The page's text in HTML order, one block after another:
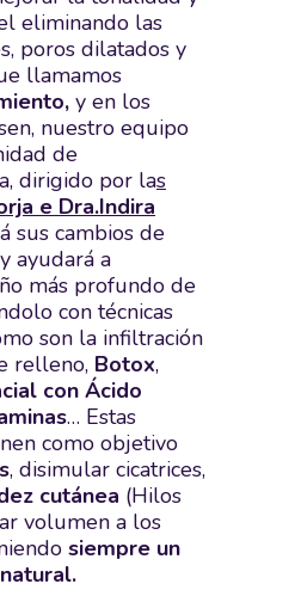
eliminando las
poros dilatados y
llamamos
, y en los
nuestro equipo
de
dirigido por las
e Dra.Indira
sus cambios de
ayudará a
más profundo de
con técnicas
son la infiltración
relleno, Botox,
con Ácido
… Estas
como objetivo
, disimular cicatrices,
cutánea (Hilos
volumen a los
siempre un